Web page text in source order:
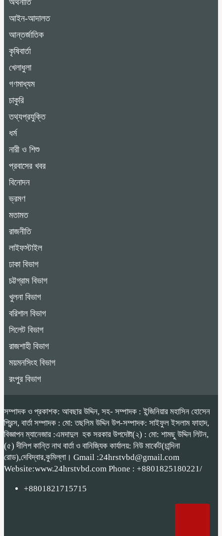
অর্থনীতি
আইন-আদালত
আন্তর্জাতিক
কৃষিবার্তা
খেলাধুলা
গণমাধ্যম
চাকুরি
তথ্যপ্রযুক্তি
ধর্ম
নারী ও শিশু
প্রবাসের খবর
বিনোদন
ভ্রমণ
মতামত
রাজনীতি
লাইফস্টাইল
ঢাকা বিভাগ
চট্টগ্রাম বিভাগ
খুলনা বিভাগ
বরিশাল বিভাগ
সিলেট বিভাগ
রাজশাহী বিভাগ
ময়মনসিংহ বিভাগ
রংপুর বিভাগ
সম্পাদক ও প্রকাশক: আবছার উদ্দিন, সহ- সম্পাদক : ইন্জিনিয়ার মহাসিন হোসেন
প্রিন্স, বার্তা সম্পাদক : মো: তছলিম উদ্দিন উপ-সম্পাদক: সাইফুল ইসলাম ফাহাদ,
বিজ্ঞাপন ম্যানেজার :এমদাদুল হক সরকার উপদেষ্টা(২) : মো: শামছু উদ্দিন লিটন,
(৫) দীলিপ কান্তি নাথ বার্তা ও বানিজ্যিক কার্যালয়: নিউ মার্কেট(চান্দিনা
রোড),দেবিদ্বার,কুমিল্লা। Gmail :24hrstvbd@gmail.com
Website:www.24hrstvbd.com Phone : +8801825180221/
+8801821715715